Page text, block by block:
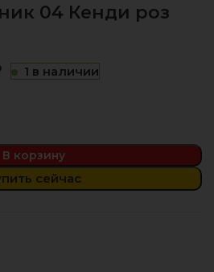
04 Кенди роз
1 в наличии
В корзину
сейчас